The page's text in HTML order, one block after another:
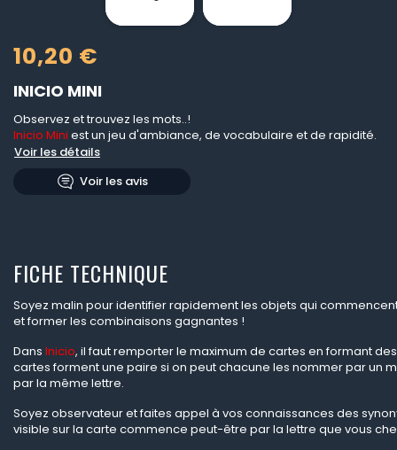
10,20 €
INICIO MINI
Observez et trouvez les mots..!
Inicio Mini est un jeu d'ambiance, de vocabulaire et de rapidité.
Voir les détails
Voir les avis
FICHE TECHNIQUE
Soyez malin pour identifier rapidement les objets qui
et former les combinaisons gagnantes !
Dans Inicio, il faut remporter le maximum de cartes en formant
cartes forment une paire si on peut chacune les nommer par un
par la même lettre.
Soyez observateur et faites appel à vos connaissances des
visible sur la carte commence peut-être par la lettre que vous